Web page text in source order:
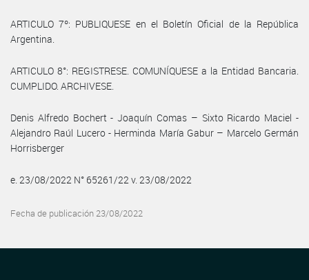
ARTICULO 7º: PUBLIQUESE en el Boletín Oficial de la República
Argentina.
ARTICULO 8°: REGISTRESE. COMUNÍQUESE a la Entidad Bancaria.
CUMPLIDO. ARCHIVESE.
Denis Alfredo Bochert - Joaquín Comas – Sixto Ricardo Maciel -
Alejandro Raúl Lucero - Herminda María Gabur – Marcelo Germán
Horrisberger
e. 23/08/2022 N° 65261/22 v. 23/08/2022
Fecha de publicación 23/08/2022